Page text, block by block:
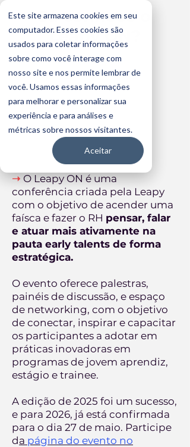
Este site armazena cookies em seu
computador. Esses cookies são
usados para coletar informações
sobre como você interage com
nosso site e nos permite lembrar de
você. Usamos essas informações
para melhorar e personalizar sua
experiência e para análises e
métricas sobre nossos visitantes.
Aceitar
Já conhece o
Leapy ON?
➝ O Leapy ON é uma
conferência criada pela Leapy
com o objetivo de acender uma
faísca e fazer o RH pensar, falar
e atuar mais ativamente na
pauta early talents de forma
estratégica.
O evento oferece palestras,
painéis de discussão, e espaço
de networking, com o objetivo
de conectar, inspirar e capacitar
os participantes a adotar em
práticas inovadoras em
programas de jovem aprendiz,
estágio e trainee.
A edição de 2025 foi um sucesso,
e para 2026, já está confirmada
para o dia 27 de maio. Participe
da página do evento no